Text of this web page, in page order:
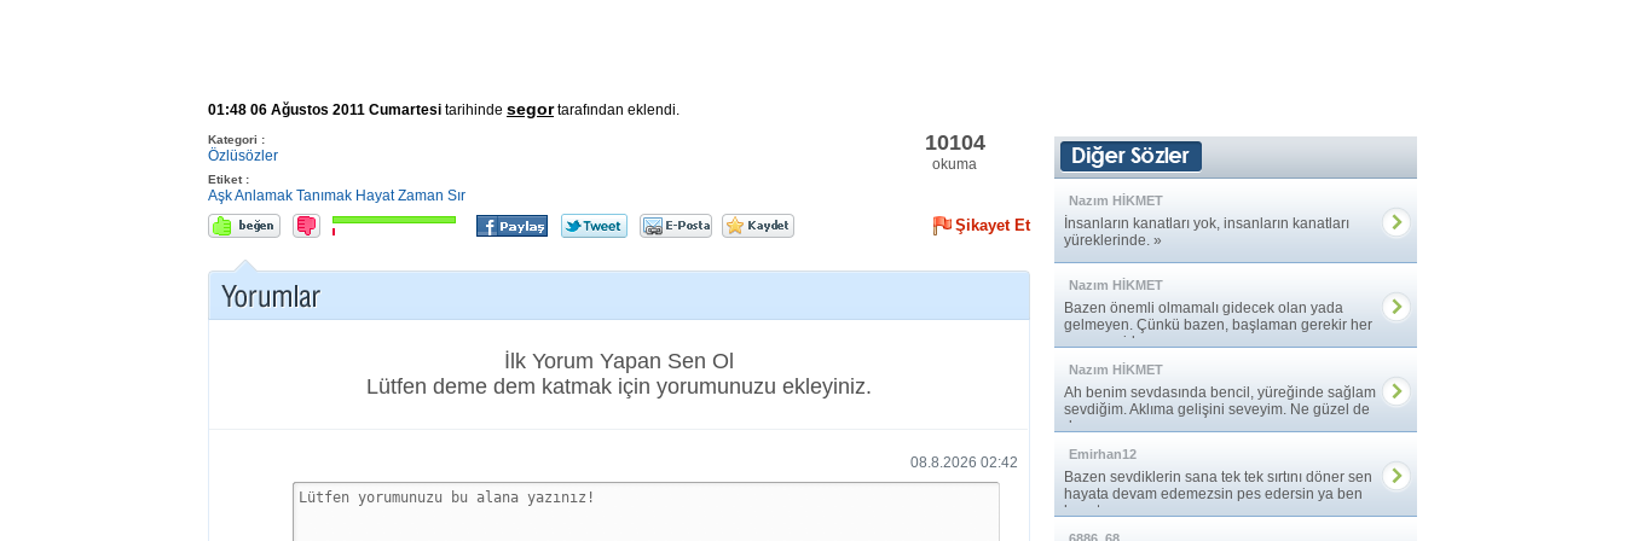
01:48 06 Ağustos 2011 Cumartesi tarihinde segortarafından eklendi.
Kategori :
Özlüsözler
Etiket :
AşkAnlamak Tanımak Hayat Zaman Sır
10104
okuma
Şikayet Et
İlk Yorum Yapan Sen Ol
Lütfen deme dem katmak için yorumunuzu ekleyiniz.
08.8.2026 02:42
Nazım HİKMET
İnsanların kanatları yok, insanların kanatları
yüreklerinde. »
Nazım HİKMET
Bazen önemli olmamalı gidecek olan yada
gelmeyen. Çünkü bazen, başlaman gerekir her
şeye yeniden. »
Nazım HİKMET
Ah benim sevdasında bencil, yüreğinde sağlam
sevdiğim. Aklıma gelişini seveyim. Ne güzel de
darma ... »
Emirhan12
Bazen sevdiklerin sana tek tek sırtını döner sen
hayata devam edemezsin pes edersin ya ben
hayatıma ... »